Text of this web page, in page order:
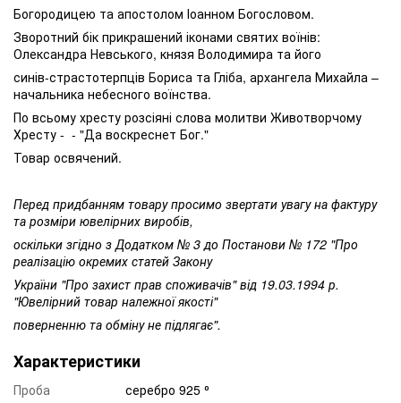
Богородицею та апостолом Іоанном Богословом.
Зворотний бік прикрашений іконами святих воїнів:
Олександра Невського, князя Володимира та його
синів-страстотерпців Бориса та Гліба, архангела Михайла –
начальника небесного воїнства.
По всьому хресту розсіяні слова молитви Животворчому
Хресту - - "Да воскреснет Бог."
Товар освячений.
Перед придбанням товару просимо звертати увагу на фактуру
та розміри ювелірних виробів,
оскільки згідно з Додатком № 3 до Постанови № 172 "Про
реалізацію окремих статей Закону
України "Про захист прав споживачів" від 19.03.1994 р.
"Ювелірний товар належної якості"
поверненню та обміну не підлягає".
Характеристики
Проба
серебро 925 ⁰